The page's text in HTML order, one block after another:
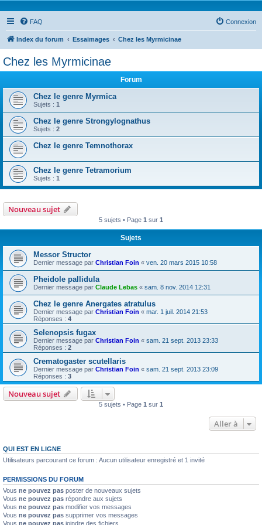
FAQ Connexion
Index du forum Essaimages Chez les Myrmicinae
Chez les Myrmicinae
Forum
Chez le genre Myrmica
Sujets : 1
Chez le genre Strongylognathus
Sujets : 2
Chez le genre Temnothorax
Chez le genre Tetramorium
Sujets : 1
Nouveau sujet
5 sujets • Page 1 sur 1
Sujets
Messor Structor
Dernier message par Christian Foin « ven. 20 mars 2015 10:58
Pheidole pallidula
Dernier message par Claude Lebas « sam. 8 nov. 2014 12:31
Chez le genre Anergates atratulus
Dernier message par Christian Foin « mar. 1 juil. 2014 21:53
Réponses : 4
Selenopsis fugax
Dernier message par Christian Foin « sam. 21 sept. 2013 23:33
Réponses : 2
Crematogaster scutellaris
Dernier message par Christian Foin « sam. 21 sept. 2013 23:09
Réponses : 3
Nouveau sujet
5 sujets • Page 1 sur 1
Aller à
QUI EST EN LIGNE
Utilisateurs parcourant ce forum : Aucun utilisateur enregistré et 1 invité
PERMISSIONS DU FORUM
Vous ne pouvez pas poster de nouveaux sujets
Vous ne pouvez pas répondre aux sujets
Vous ne pouvez pas modifier vos messages
Vous ne pouvez pas supprimer vos messages
Vous ne pouvez pas joindre des fichiers